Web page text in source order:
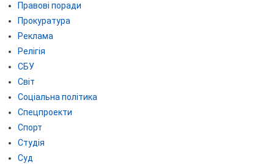
Правові поради
Прокуратура
Реклама
Релігія
СБУ
Світ
Соціальна політика
Спецпроекти
Спорт
Студія
Суд